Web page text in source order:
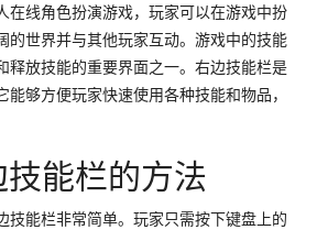
在线角色扮演游戏，玩家可以在游戏中扮
的世界并与其他玩家互动。游戏中的技能
释放技能的重要界面之一。右边技能栏是
够方便玩家快速使用各种技能和物品，
能栏的方法
技能栏非常简单。玩家只需按下键盘上的